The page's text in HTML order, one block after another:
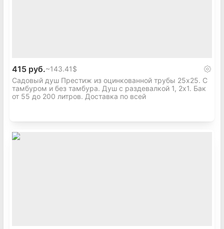
415 руб.~143.41$
Садовый душ Престиж из оцинкованной трубы 25х25. С
тамбуром и без тамбура. Душ с раздевалкой 1, 2х1. Бак
от 55 до 200 литров. Доставка по всей